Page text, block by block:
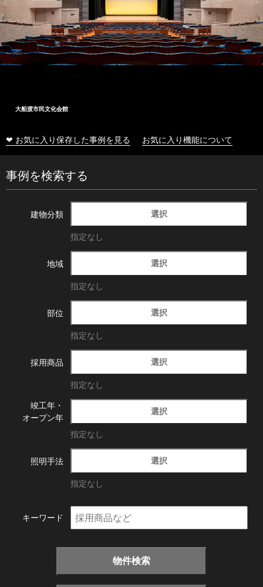
大船渡市民文化会館
❤ お気に入り保存した事例を見る お気に入り機能について
事例を検索する
建物分類 選択
指定なし
地域 選択
指定なし
部位 選択
指定なし
採用商品 選択
指定なし
竣工年・
オープン年
選択
指定なし
照明手法 選択
指定なし
キーワード
物件検索